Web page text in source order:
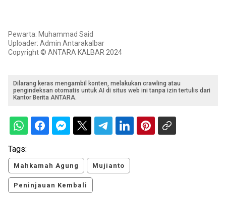
Pewarta: Muhammad Said
Uploader: Admin Antarakalbar
Copyright © ANTARA KALBAR 2024
Dilarang keras mengambil konten, melakukan crawling atau
pengindeksan otomatis untuk AI di situs web ini tanpa izin tertulis dari
Kantor Berita ANTARA.
Tags:
Mahkamah Agung Mujianto
Peninjauan Kembali